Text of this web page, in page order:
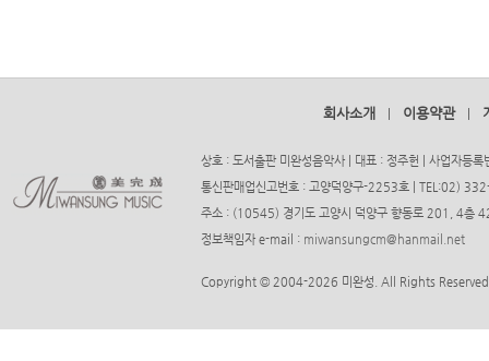
회사소개 이용약관
상호 : 도서출판 미완성음악사 | 대표 : 정주헌 | 사업자등
통신판매업신고번호 : 고양덕양구-2253호 | TEL:02)
주소 : (10545) 경기도 고양시 덕양구 향동로 201, 4층
정보책임자 e-mail : miwansungcm@hanmail.net
Copyright © 2004-2026 미완성. All Rights